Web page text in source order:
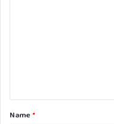
t
*Name *